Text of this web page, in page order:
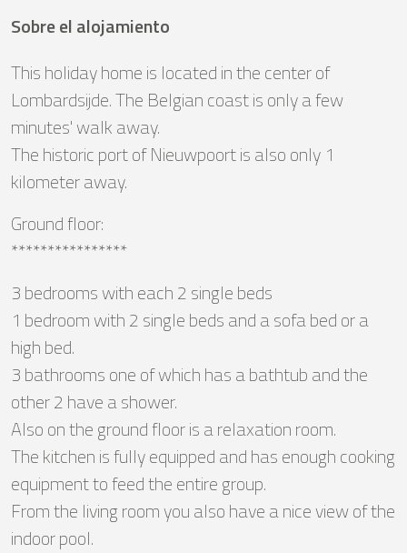
Sobre el alojamiento
This holiday home is located in the center of
Lombardsijde. The Belgian coast is only a few
minutes' walk away.
The historic port of Nieuwpoort is also only 1
kilometer away.
Ground floor:
****************
3 bedrooms with each 2 single beds
1 bedroom with 2 single beds and a sofa bed or a
high bed.
3 bathrooms one of which has a bathtub and the
other 2 have a shower.
Also on the ground floor is a relaxation room.
The kitchen is fully equipped and has enough cooking
equipment to feed the entire group.
From the living room you also have a nice view of the
indoor pool.